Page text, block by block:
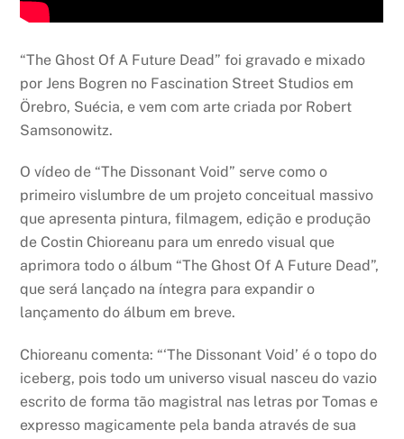
“The Ghost Of A Future Dead” foi gravado e mixado
por Jens Bogren no Fascination Street Studios em
Örebro, Suécia, e vem com arte criada por Robert
Samsonowitz.
O vídeo de “The Dissonant Void” serve como o
primeiro vislumbre de um projeto conceitual massivo
que apresenta pintura, filmagem, edição e produção
de Costin Chioreanu para um enredo visual que
aprimora todo o álbum “The Ghost Of A Future Dead”,
que será lançado na íntegra para expandir o
lançamento do álbum em breve.
Chioreanu comenta: “‘The Dissonant Void’ é o topo do
iceberg, pois todo um universo visual nasceu do vazio
escrito de forma tão magistral nas letras por Tomas e
expresso magicamente pela banda através de sua